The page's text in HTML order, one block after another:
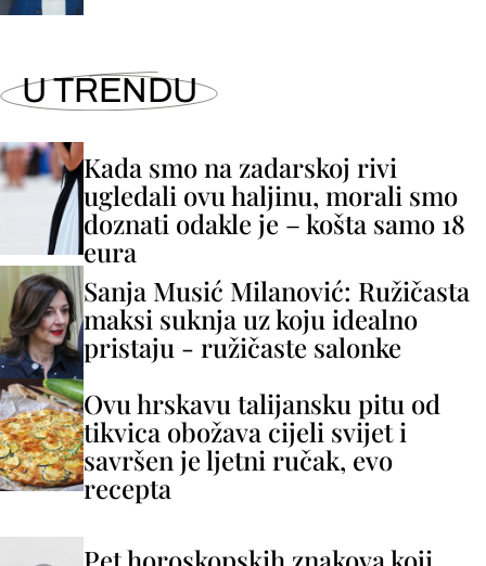
U TRENDU
Kada smo na zadarskoj rivi
ugledali ovu haljinu, morali smo
doznati odakle je – košta samo 18
eura
Sanja Musić Milanović: Ružičasta
maksi suknja uz koju idealno
pristaju - ružičaste salonke
Ovu hrskavu talijansku pitu od
tikvica obožava cijeli svijet i
savršen je ljetni ručak, evo
recepta